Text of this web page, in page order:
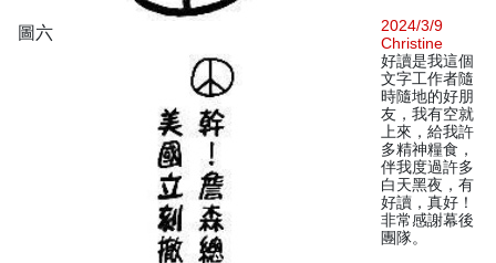
圖六
2024/3/9
Christine
好讀是我這個
文字工作者隨
時隨地的好朋
友，我有空就
上來，給我許
多精神糧食，
伴我度過許多
白天黑夜，有
好讀，真好！
非常感謝幕後
團隊。